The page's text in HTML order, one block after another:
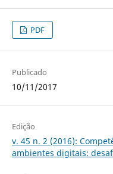
PDF
Publicado
10/11/2017
Edição
v. 45 n. 2 (2016):
ambientes digitais: